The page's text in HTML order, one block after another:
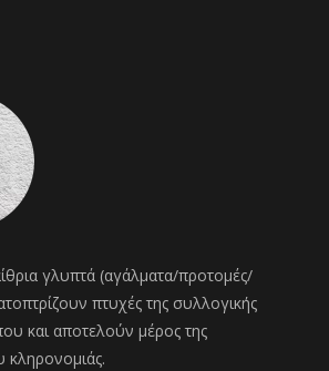
γλυπτά (αγάλματα/προτομές/
πτυχές της συλλογικής
και αποτελούν μέρος της
κληρονομιάς.